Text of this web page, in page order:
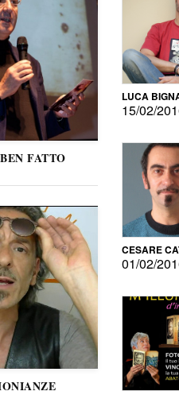
FATTO
LUCA
15/02/
CESARE
01/02/